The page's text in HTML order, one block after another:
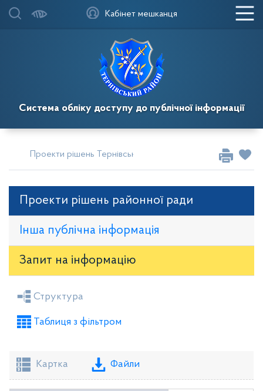
Система обліку доступу до публічної інформації
Кабінет мешканця
Проекти рішень Тернівської районної у місті ради
Проекти рішень районної ради
Інша публічна інформація
Запит на iнформацію
Засідання районної ради
Проекти рішень районної ради
Структура
Таблиця з фільтром
Картка Файли